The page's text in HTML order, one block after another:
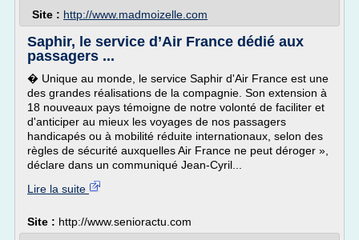
Site : http://www.madmoizelle.com
Saphir, le service d’Air France dédié aux
passagers ...
� Unique au monde, le service Saphir d'Air France est une
des grandes réalisations de la compagnie. Son extension à
18 nouveaux pays témoigne de notre volonté de faciliter et
d'anticiper au mieux les voyages de nos passagers
handicapés ou à mobilité réduite internationaux, selon des
règles de sécurité auxquelles Air France ne peut déroger »,
déclare dans un communiqué Jean-Cyril...
Lire la suite
Site : http://www.senioractu.com